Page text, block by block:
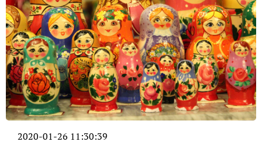
2020-01-26 11:30:39